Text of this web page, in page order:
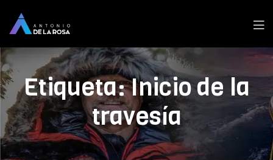
Etiqueta:Inicio de la
travesía